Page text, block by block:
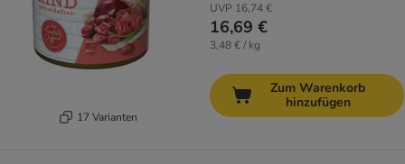
17 Varianten
UVP 16,74 €
16,69 €
3,48 € / kg
Zum Warenkorb
hinzufügen